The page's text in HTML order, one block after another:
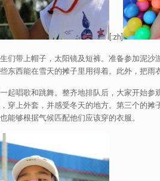
[:zh]
们带上帽子，太阳镜及短裤。准备参加泥
东西能在雪天的摊子里用得着。此外，把雨
起唱歌和跳舞。整齐地排队后，大家开始
穿上外套，并感受冬天的地方。第三个的
能够根据气候匹配他们应该穿的衣服。